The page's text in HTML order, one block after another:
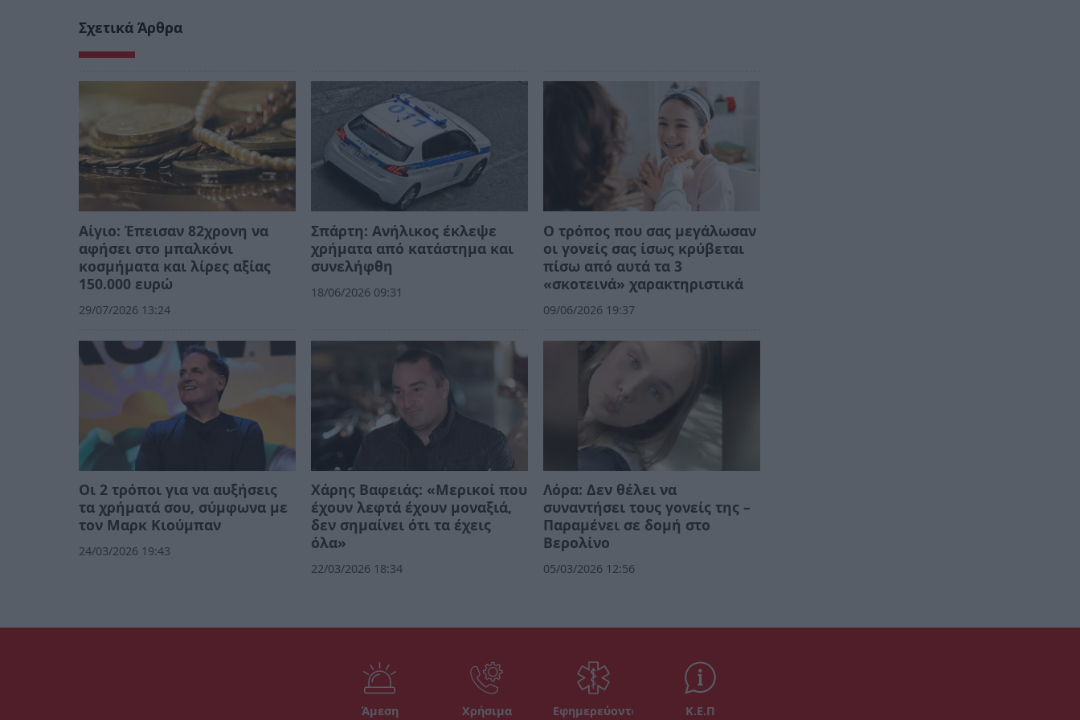
Σχετικά Άρθρα
Αίγιο: Έπεισαν 82χρονη να
αφήσει στο μπαλκόνι
κοσμήματα και λίρες αξίας
150.000 ευρώ
29/07/2026 13:24
Σπάρτη: Ανήλικος έκλεψε
χρήματα από κατάστημα και
συνελήφθη
18/06/2026 09:31
Ο τρόπος που σας μεγάλωσαν
οι γονείς σας ίσως κρύβεται
πίσω από αυτά τα 3
«σκοτεινά» χαρακτηριστικά
09/06/2026 19:37
Οι 2 τρόποι για να αυξήσεις
τα χρήματά σου, σύμφωνα με
τον Μαρκ Κιούμπαν
24/03/2026 19:43
Χάρης Βαφειάς: «Μερικοί που
έχουν λεφτά έχουν μοναξιά,
δεν σημαίνει ότι τα έχεις
όλα»
22/03/2026 18:34
Λόρα: Δεν θέλει να
συναντήσει τους γονείς της –
Παραμένει σε δομή στο
Βερολίνο
05/03/2026 12:56
Άμεση
Χρήσιμα
Εφημερεύοντα
Κ.Ε.Π